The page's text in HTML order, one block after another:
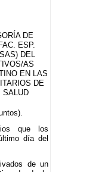
DE
ESP.
DEL
AS
EN LAS
DE
SALUD
que los
día del
de un